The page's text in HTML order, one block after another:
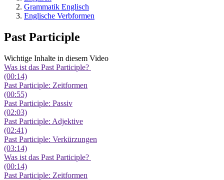
Grammatik Englisch
Englische Verbformen
Past Participle
Wichtige Inhalte in diesem Video
Was ist das Past Participle?
(00:14)
Past Participle: Zeitformen
(00:55)
Past Participle: Passiv
(02:03)
Past Participle: Adjektive
(02:41)
Past Participle: Verkürzungen
(03:14)
Was ist das Past Participle?
(00:14)
Past Participle: Zeitformen